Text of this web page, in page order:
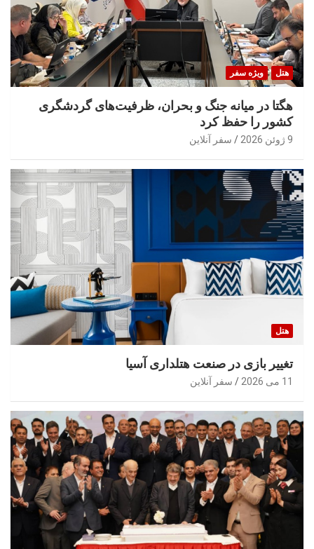
هتل ویژه سفر
هگتا در میانه جنگ و بحران، ظرفیت‌های گردشگری
کشور را حفظ کرد
9 ژوئن 2026 سفر آنلاین
هتل
تغییر بازی در صنعت هتلداری آسیا
11 می 2026 سفر آنلاین